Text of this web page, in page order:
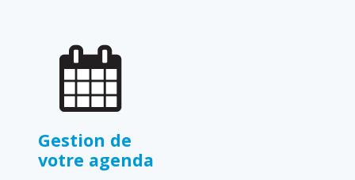
Gestion de
votre agenda